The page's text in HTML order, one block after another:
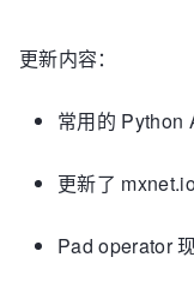
更新内容：
常用的 Python
更新了
Pad operator